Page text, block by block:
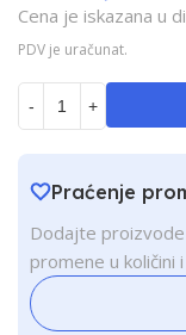
Cena je iskazana u
PDV je uračunat.
- +
Praćenje
Dodajte
promene u količini i